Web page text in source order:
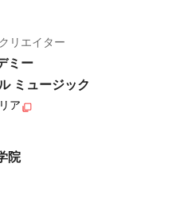
リエイター
ミー
ミュージック
ア
院